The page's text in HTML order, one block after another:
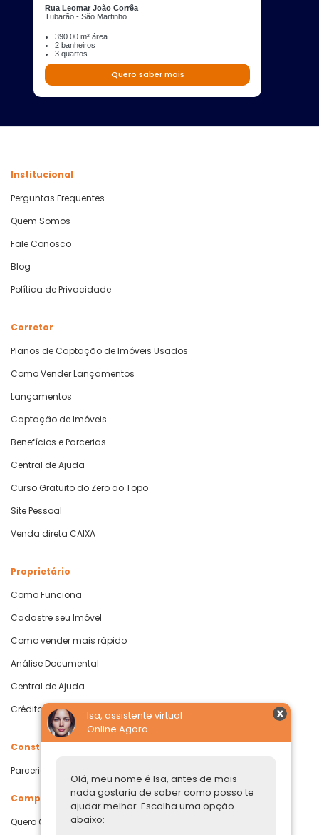
Rua Leomar João Corrêa
Tubarão - São Martinho
390.00 m² área
2 banheiros
3 quartos
Quero saber mais
Isa, assistente virtual
Online Agora
Olá, meu nome é Isa, antes de mais
nada gostaria de saber como posso te
ajudar melhor. Escolha uma opção
abaixo:
Institucional
Perguntas Frequentes
Quem Somos
Fale Conosco
Blog
Política de Privacidade
Corretor
Planos de Captação de Imóveis Usados
Como Vender Lançamentos
Lançamentos
Captação de Imóveis
Benefícios e Parcerias
Central de Ajuda
Curso Gratuito do Zero ao Topo
Site Pessoal
Venda direta CAIXA
Proprietário
Como Funciona
Cadastre seu Imóvel
Como vender mais rápido
Análise Documental
Central de Ajuda
Crédito com Garantia de Imóvel
Construtoras
Parcerias Imobiliárias
Comprar ou alugar
Quero Comprar